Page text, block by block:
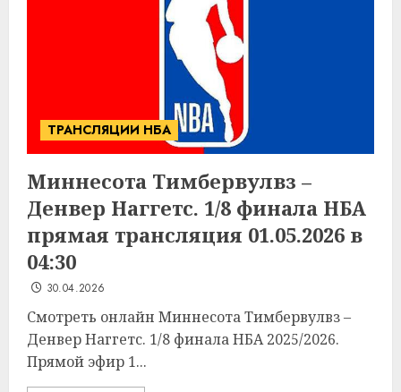
ТРАНСЛЯЦИИ НБА
Миннесота Тимбервулвз –
Денвер Наггетс. 1/8 финала НБА
прямая трансляция 01.05.2026 в
04:30
30.04.2026
Смотреть онлайн Миннесота Тимбервулвз –
Денвер Наггетс. 1/8 финала НБА 2025/2026.
Прямой эфир 1...